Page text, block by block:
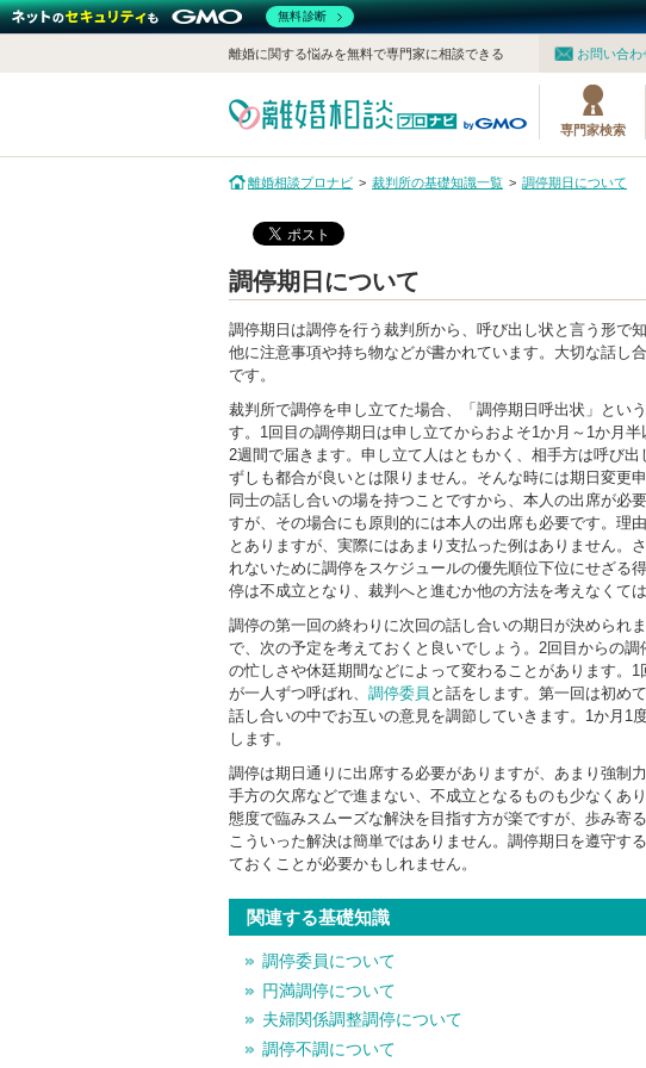
お問い合わ
離婚に関する悩みを無料で専門家に相談できる
専門家検索
離婚相談プロナビ 裁判所の基礎知識一覧 調停期日について
調停期日について
調停期日は調停を行う裁判所から、呼び出し状と言う形で
他に注意事項や持ち物などが書かれています。大切な話し
です。
裁判所で調停を申し立てた場合、「調停期日呼出状」とい
す。1回目の調停期日は申し立てからおよそ1か月～1か月
2週間で届きます。申し立て人はともかく、相手方は呼び
ずしも都合が良いとは限りません。そんな時には期日変更
同士の話し合いの場を持つことですから、本人の出席が必
すが、その場合にも原則的には本人の出席も必要です。理
とありますが、実際にはあまり支払った例はありません。
れないために調停をスケジュールの優先順位下位にせざる
停は不成立となり、裁判へと進むか他の方法を考えなくては
調停の第一回の終わりに次回の話し合いの期日が決められ
で、次の予定を考えておくと良いでしょう。2回目からの
の忙しさや休廷期間などによって変わることがあります。
が一人ずつ呼ばれ、 調停委員 と話をします。第一回は初め
話し合いの中でお互いの意見を調節していきます。1か月1
します。
調停は期日通りに出席する必要がありますが、あまり強制
手方の欠席などで進まない、不成立となるものも少なくあ
態度で臨みスムーズな解決を目指す方が楽ですが、歩み寄
こういった解決は簡単ではありません。調停期日を遵守す
ておくことが必要かもしれません。
関連する基礎知識
調停委員について
円満調停について
夫婦関係調整調停について
調停不調について
無料診断